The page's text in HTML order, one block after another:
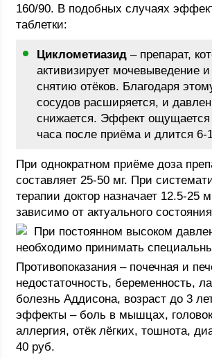
160/90. В подобных случаях
таблетки:
Циклометиазид – препарат,
активизирует мочевыведение и
снятию отёков. Благодаря
сосудов расширяется, и
снижается. Эффект ощущается
часа после приёма и длится 6-
При однократном приёме доза
составляет 25-50 мг. При
терапии доктор назначает 12.5-25
зависимо от актуального
При постоянном высоком
необходимо принимать
Противопоказания – почечная и
недостаточность, беременность,
болезнь Аддисона, возраст до 3
эффекты – боль в мышцах,
аллергия, отёк лёгких, тошнота,
40 руб.